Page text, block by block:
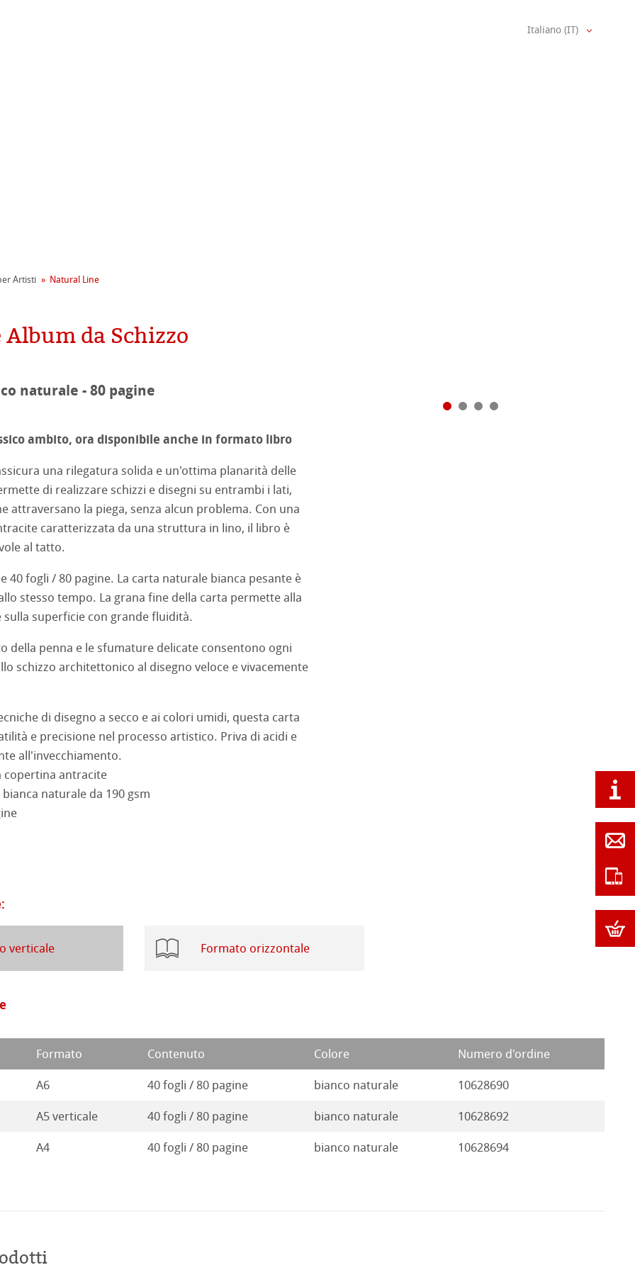
Program
Rag
Classici
fatta a mano
Watercolour
Illustrazione
Classici
Italiano (IT)
Artisti Natural Line
da Schizzo
naturale - 80 pagine
ambito, ora disponibile anche in formato libro
una rilegatura solida e un'ottima planarità delle
di realizzare schizzi e disegni su entrambi i lati,
attraversano la piega, senza alcun problema. Con una
caratterizzata da una struttura in lino, il libro è
al tatto.
40 fogli / 80 pagine. La carta naturale bianca pesante è
stesso tempo. La grana fine della carta permette alla
sulla superficie con grande fluidità.
della penna e le sfumature delicate consentono ogni
schizzo architettonico al disegno veloce e vivacemente
di disegno a secco e ai colori umidi, questa carta
e precisione nel processo artistico. Priva di acidi e
all'invecchiamento.
copertina antracite
naturale da 190 gsm
verticale Formato orizzontale
Formato Contenuto Colore Numero d'ordine
A6 40 fogli / 80 pagine bianco naturale 10628690
A5 verticale 40 fogli / 80 pagine bianco naturale 10628692
A4 40 fogli / 80 pagine bianco naturale 10628694